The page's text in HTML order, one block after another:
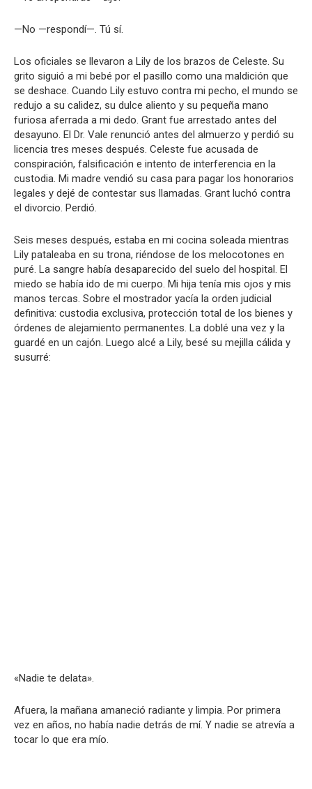
—No —respondí—. Tú sí.
Los oficiales se llevaron a Lily de los brazos de Celeste. Su
grito siguió a mi bebé por el pasillo como una maldición que
se deshace. Cuando Lily estuvo contra mi pecho, el mundo se
redujo a su calidez, su dulce aliento y su pequeña mano
furiosa aferrada a mi dedo. Grant fue arrestado antes del
desayuno. El Dr. Vale renunció antes del almuerzo y perdió su
licencia tres meses después. Celeste fue acusada de
conspiración, falsificación e intento de interferencia en la
custodia. Mi madre vendió su casa para pagar los honorarios
legales y dejé de contestar sus llamadas. Grant luchó contra
el divorcio. Perdió.
Seis meses después, estaba en mi cocina soleada mientras
Lily pataleaba en su trona, riéndose de los melocotones en
puré. La sangre había desaparecido del suelo del hospital. El
miedo se había ido de mi cuerpo. Mi hija tenía mis ojos y mis
manos tercas. Sobre el mostrador yacía la orden judicial
definitiva: custodia exclusiva, protección total de los bienes y
órdenes de alejamiento permanentes. La doblé una vez y la
guardé en un cajón. Luego alcé a Lily, besé su mejilla cálida y
susurré:
«Nadie te delata».
Afuera, la mañana amaneció radiante y limpia. Por primera
vez en años, no había nadie detrás de mí. Y nadie se atrevía a
tocar lo que era mío.